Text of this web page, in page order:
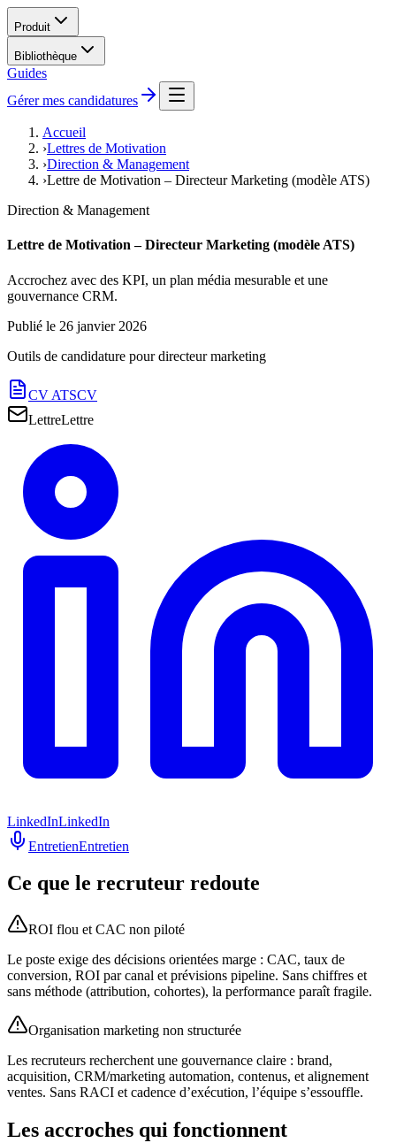
Produit
Bibliothèque
Guides
Gérer mes candidatures
Accueil
›Lettres de Motivation
›Direction & Management
›Lettre de Motivation – Directeur Marketing (modèle ATS)
Direction & Management
Lettre de Motivation – Directeur Marketing (modèle ATS)
Accrochez avec des KPI, un plan média mesurable et une
gouvernance CRM.
Publié le 26 janvier 2026
Outils de candidature pourdirecteur marketing
CV ATSCV
LettreLettre
LinkedInLinkedIn
EntretienEntretien
Ce que le recruteur redoute
ROI flou et CAC non piloté
Le poste exige des décisions orientées marge : CAC, taux de
conversion, ROI par canal et prévisions pipeline. Sans chiffres et
sans méthode (attribution, cohortes), la performance paraît fragile.
Organisation marketing non structurée
Les recruteurs recherchent une gouvernance claire : brand,
acquisition, CRM/marketing automation, contenus, et alignement
ventes. Sans RACI et cadence d’exécution, l’équipe s’essouffle.
Les accroches qui fonctionnent